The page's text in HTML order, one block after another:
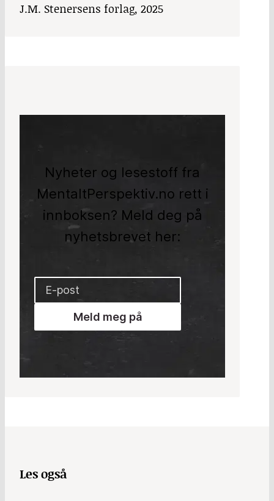
J.M. Stenersens forlag, 2025
Nyheter og lesestoff fra
MentaltPerspektiv.no rett i
innboksen? Meld deg på
nyhetsbrevet her:
Meld meg på
Les også